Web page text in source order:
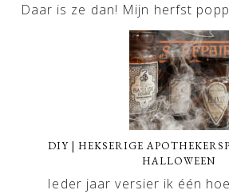
Daar is ze dan! Mijn herfst
DIY | HEKSERIGE
HALLOWEEN
Ieder jaar versier ik één